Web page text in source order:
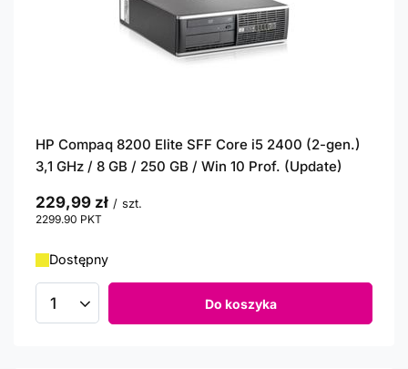
HP Compaq 8200 Elite SFF Core i5 2400 (2-gen.)
3,1 GHz / 8 GB / 250 GB / Win 10 Prof. (Update)
229,99 zł / szt.
2299.90 PKT
Dostępny
Ilość produktów Do koszyka